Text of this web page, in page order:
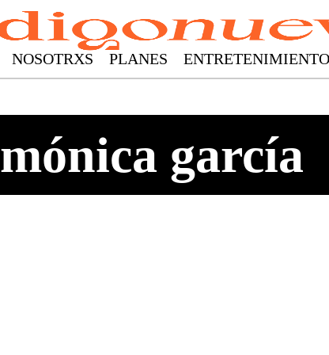
NOSOTRXS PLANES ENTRETENIMIENTO
mónica garcía